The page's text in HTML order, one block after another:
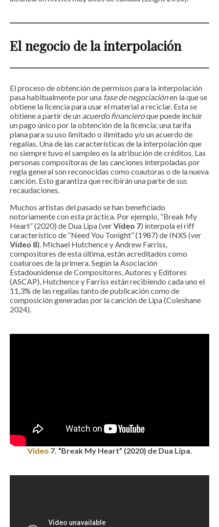
El negocio de la interpolación
El proceso de obtención de permisos para la interpolación
pasa habitualmente por una fase de negociaciónen la que se
obtiene la licencia para usar el material a reciclar. Esta se
obtiene a partir de un acuerdo financieroque puede incluir
un pago único por la obtención de la licencia; una tarifa
plana para su uso limitado o ilimitado y/o un acuerdo de
regalías. Una de las características de la interpolación que
no siempre tuvo el sampleo es la atribución de créditos. Las
personas compositoras de las canciones interpoladas por
regla general son reconocidas como coautoras o de la nueva
canción. Esto garantiza que recibirán una parte de sus
recaudaciones.
Muchos artistas del pasado se han beneficiado
notoriamente con esta práctica. Por ejemplo, “Break My
Heart” (2020) de Dua Lipa (verVídeo 7) interpola el riff
característico de “Need You Tonight” (1987) de INXS (ver
Vídeo 8). Michael Hutchence y Andrew Farriss,
compositores de esta última, están acreditados como
coaturoes de la primera. Según la Asociación
Estadounidense de Compositores, Autores y Editores
(ASCAP), Hutchence y Farriss están recibiendo cada uno el
11,3% de las regalías tanto de publicación como de
composición generadas por la canción de Lipa (Coleshane
2024).
Vídeo 7. “Break My Heart” (2020) de Dua Lipa.